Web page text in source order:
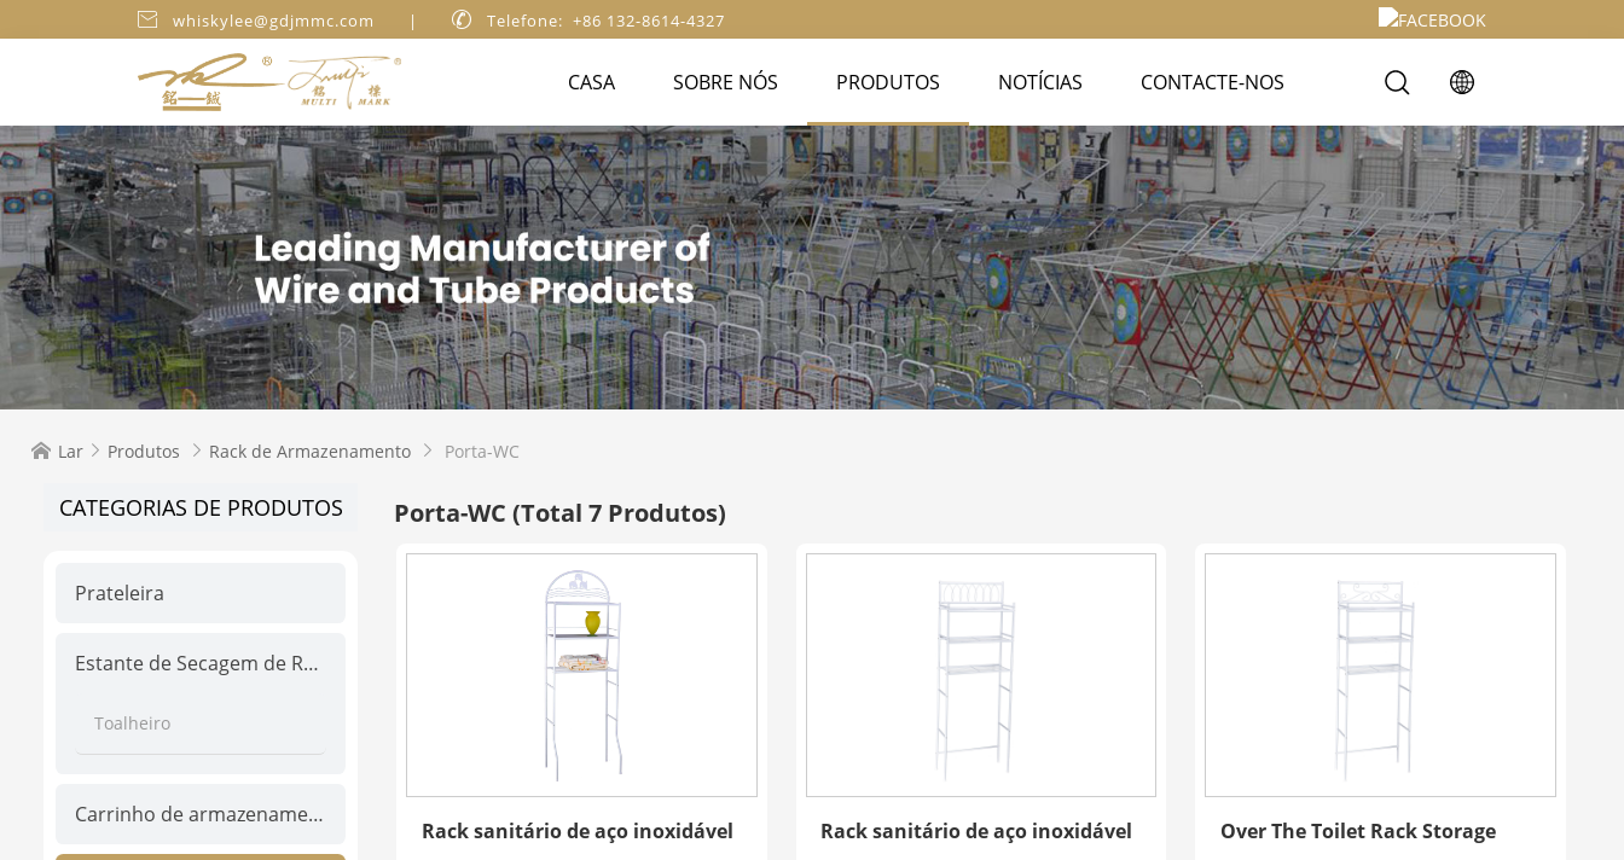
 whiskylee@gdjmmc.com |  Telefone: +86 132-8614-4327
CASA SOBRE NÓS PRODUTOS NOTÍCIAS CONTACTE-NOS
 Lar  Produtos  Rack de Armazenamento  Porta-WC
CATEGORIAS DE PRODUTOS
Prateleira
Estante de Secagem de Roupa
Toalheiro
Carrinho de armazenamento
Porta-WC (Total 7 Produtos)
Rack sanitário de aço inoxidável Rack sanitário de aço inoxidável Over The Toilet Rack Storage